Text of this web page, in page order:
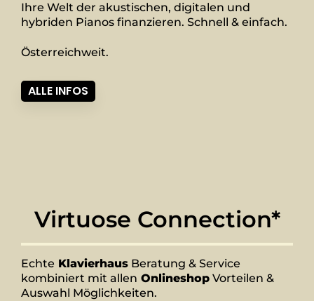
Ihre Welt der akustischen, digitalen und
hybriden Pianos finanzieren. Schnell & einfach.
Österreichweit.
ALLE INFOS
Virtuose Connection*
Echte Klavierhaus Beratung & Service
kombiniert mit allen Onlineshop Vorteilen &
Auswahl Möglichkeiten.